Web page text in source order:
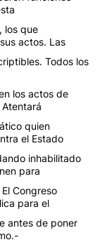
los que
actos. Las
Todos los
los actos de
quien
el Estado
inhabilitado
para
Congreso
para el
antes de poner